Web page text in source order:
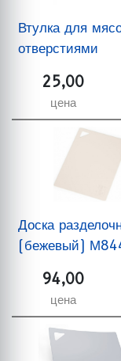
Втулка для
отверстиями
25,00
цена
Доска
(бежевый)
94,00
цена